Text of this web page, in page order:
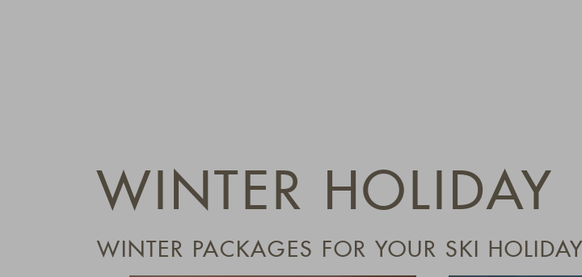
WINTER HOLIDAY
WINTER PACKAGES FOR YOUR SKI HOLIDAY